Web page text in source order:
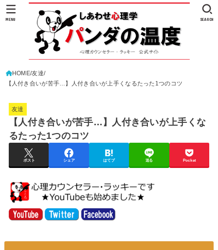
SEARCH
MENU
HOME 友達
【人付き合いが苦手…】人付き合いが上手くなるたった1つのコツ
友達
【人付き合いが苦手…】人付き合いが上手くな
るたった1つのコツ
ポスト シェア はてブ 送る Pocket